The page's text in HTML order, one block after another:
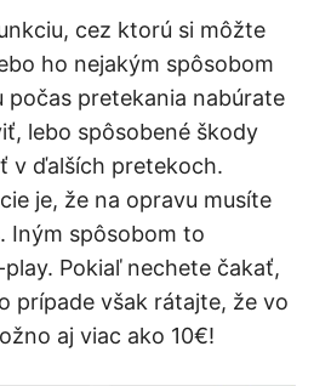
cez ktorú si môžte
ho nejakým spôsobom
počas pretekania nabúrate
lebo spôsobené škody
v ďalších pretekoch.
je, že na opravu musíte
Iným spôsobom to
Pokiaľ nechete čakať,
prípade však rátajte, že vo
aj viac ako 10€!